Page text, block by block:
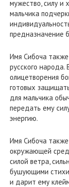
мужество, силу и
мальчика
предназначение
Имя Сибоча
русского народа.
олицетворения
готовых
для мальчика
передать ему
энергию.
Имя Сибоча
окружающей
силой ветра,
бушующими
и дарит ему